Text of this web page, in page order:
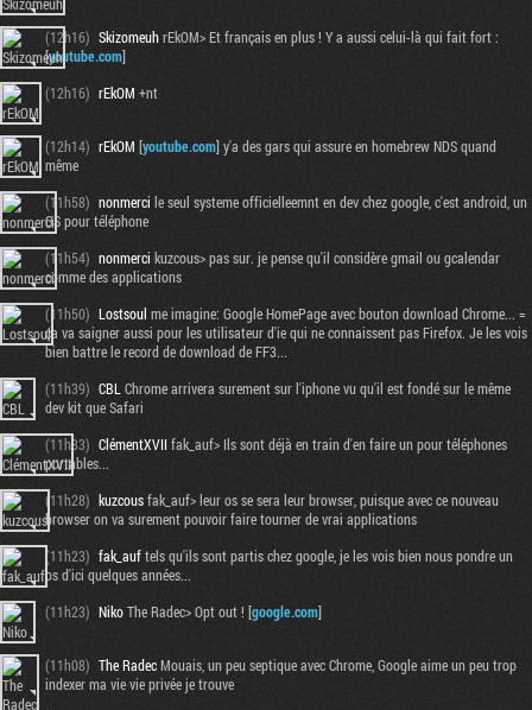
(12h16) SkizomeuhrEkOM> Et français en plus ! Y a aussi celui-là qui fait fort :
[youtube.com]
(12h16) rEkOM +nt
(12h14) rEkOM [youtube.com] y'a des gars qui assure en homebrew NDS quand
même
(11h58) nonmerci le seul systeme officielleemnt en dev chez google, c'est android, un
OS pour téléphone
(11h54) nonmerci kuzcous> pas sur. je pense qu'il considère gmail ou gcalendar
comme des applications
(11h50) Lostsoul me imagine: Google HomePage avec bouton download Chrome... =
ça va saigner aussi pour les utilisateur d'ie qui ne connaissent pas Firefox. Je les vois
bien battre le record de download de FF3...
(11h39) CBL Chrome arrivera surement sur l'iphone vu qu'il est fondé sur le même
dev kit que Safari
(11h33) ClémentXVIIfak_auf> Ils sont déjà en train d'en faire un pour téléphones
portables...
(11h28) kuzcousfak_auf> leur os se sera leur browser, puisque avec ce nouveau
browser on va surement pouvoir faire tourner de vrai applications
(11h23) fak_auftels qu'ils sont partis chez google, je les vois bien nous pondre un
os d'ici quelques années...
(11h23) NikoThe Radec> Opt out ! [google.com]
(11h08) The RadecMouais, un peu septique avec Chrome, Google aime un peu trop
indexer ma vie vie privée je trouve